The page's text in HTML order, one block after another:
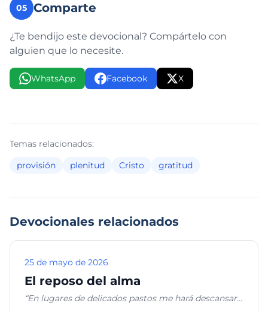
05 Comparte
¿Te bendijo este devocional? Compártelo con
alguien que lo necesite.
WhatsApp Facebook X
Temas relacionados:
provisión
plenitud Cristo gratitud
Devocionales relacionados
25 de mayo de 2026
El reposo del alma
“En lugares de delicados pastos me hará descansar;